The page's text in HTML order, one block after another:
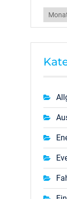
Archiv